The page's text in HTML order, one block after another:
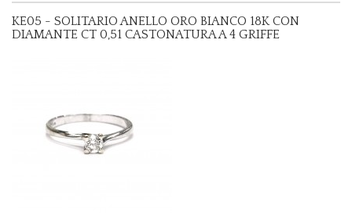
KE05 - SOLITARIO ANELLO ORO BIANCO 18K CON
DIAMANTE CT 0,51 CASTONATURA A 4 GRIFFE